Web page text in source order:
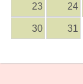
23 24
30 31